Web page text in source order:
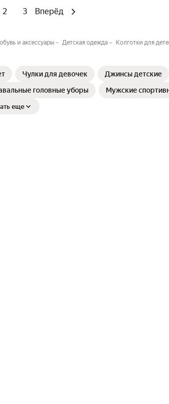
2 3 Вперёд
и аксессуары Детская одежда Колготки для
Чулки для девочек Джинсы детские
головные уборы
Мужские
еще